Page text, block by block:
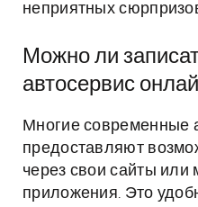
неприятных
Можно ли
автосервис
Многие современные
предоставляют
через свои сайты или
приложения. Это